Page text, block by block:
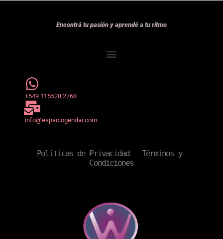
Encontrá tu pasión y aprendé a tu ritmo
+549 115528 2768
info@espaciogendai.com
Políticas de Privacidad - Términos y
Condiciones